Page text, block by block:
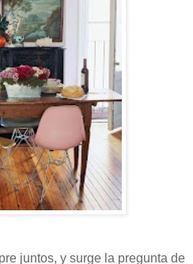
juntos, y surge la pregunta de